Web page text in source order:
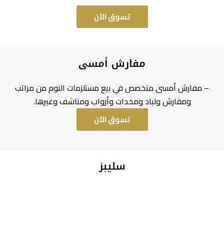
تسوق الآن
مفارش أمسى
– مفارش أمسى متخصص في بيع مستلزمات النوم من مراتب
ومفارش ولباد ومخدات وأرواب ومناشف وغيرها.
تسوق الآن
سليبز